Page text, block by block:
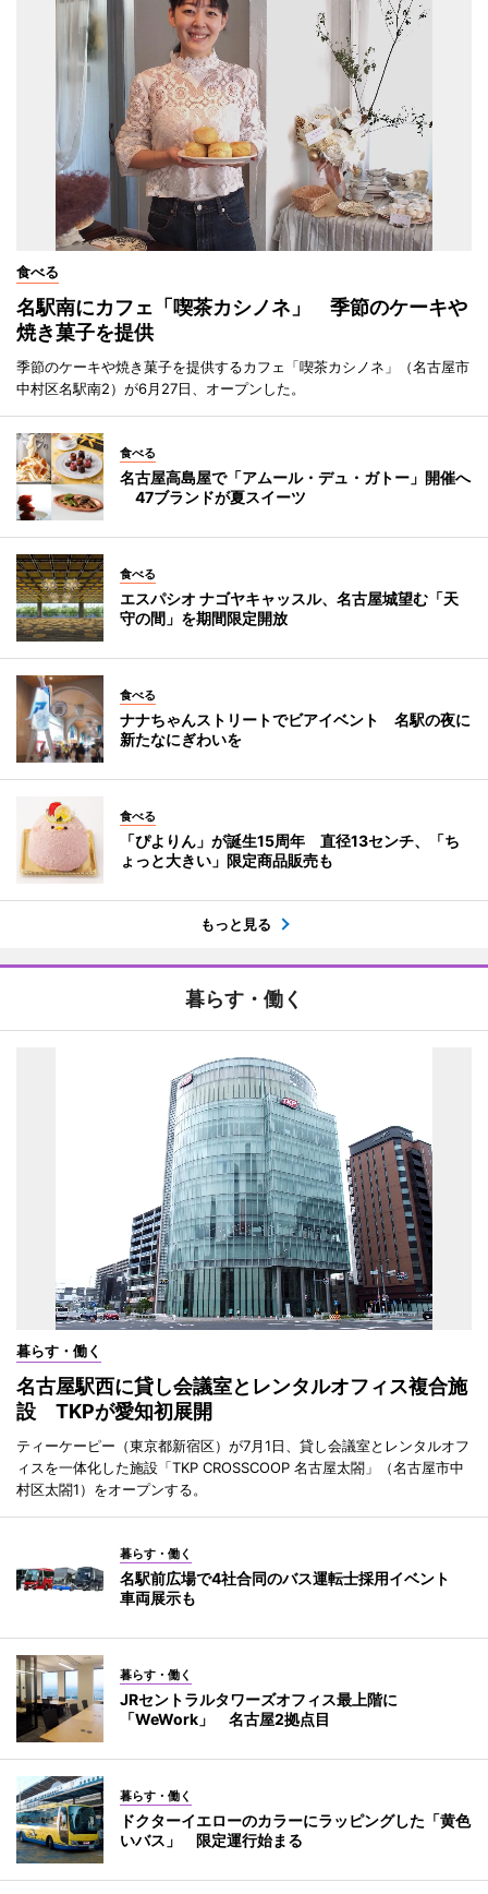
食べる
名駅南にカフェ「喫茶カシノネ」 季節のケーキや
焼き菓子を提供
季節のケーキや焼き菓子を提供するカフェ「喫茶カシノネ」（名古屋市
中村区名駅南2）が6月27日、オープンした。
食べる
名古屋高島屋で「アムール・デュ・ガトー」開催へ
47ブランドが夏スイーツ
食べる
エスパシオ ナゴヤキャッスル、名古屋城望む「天
守の間」を期間限定開放
食べる
ナナちゃんストリートでビアイベント 名駅の夜に
新たなにぎわいを
食べる
「ぴよりん」が誕生15周年 直径13センチ、「ち
ょっと大きい」限定商品販売も
もっと見る
暮らす・働く
暮らす・働く
名古屋駅西に貸し会議室とレンタルオフィス複合施
設 TKPが愛知初展開
ティーケーピー（東京都新宿区）が7月1日、貸し会議室とレンタルオフ
ィスを一体化した施設「TKP CROSSCOOP 名古屋太閤」（名古屋市中
村区太閤1）をオープンする。
暮らす・働く
名駅前広場で4社合同のバス運転士採用イベント
車両展示も
暮らす・働く
JRセントラルタワーズオフィス最上階に
「WeWork」 名古屋2拠点目
暮らす・働く
ドクターイエローのカラーにラッピングした「黄色
いバス」 限定運行始まる